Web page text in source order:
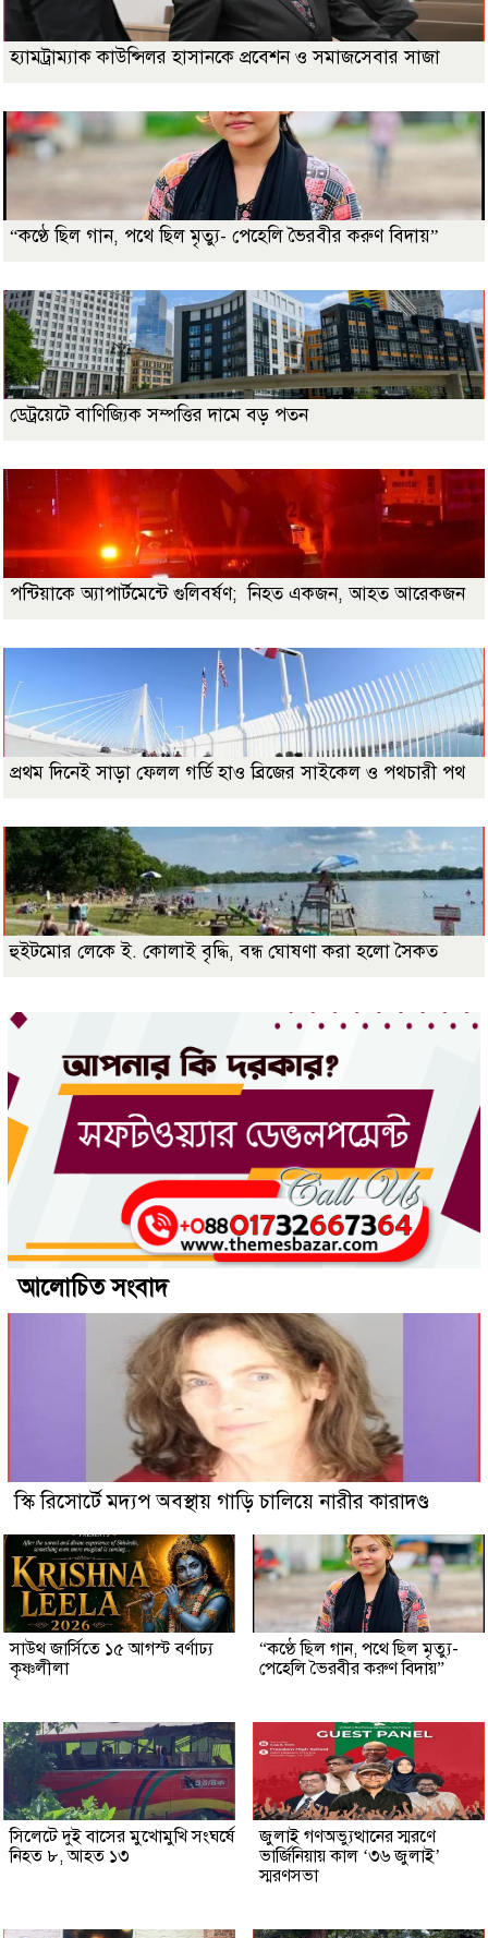
হ্যামট্রাম্যাক কাউন্সিলর হাসানকে প্রবেশন ও সমাজসেবার সাজা
“কণ্ঠে ছিল গান, পথে ছিল মৃত্যু- পেহেলি ভৈরবীর করুণ বিদায়”
ডেট্রয়েটে বাণিজ্যিক সম্পত্তির দামে বড় পতন
পন্টিয়াকে অ্যাপার্টমেন্টে গুলিবর্ষণ; নিহত একজন, আহত আরেকজন
প্রথম দিনেই সাড়া ফেলল গর্ডি হাও ব্রিজের সাইকেল ও পথচারী পথ
হুইটমোর লেকে ই. কোলাই বৃদ্ধি, বন্ধ ঘোষণা করা হলো সৈকত
আলোচিত সংবাদ
স্কি রিসোর্টে মদ্যপ অবস্থায় গাড়ি চালিয়ে নারীর কারাদণ্ড
সাউথ জার্সিতে ১৫ আগস্ট বর্ণাঢ্য
কৃষ্ণলীলা
“কণ্ঠে ছিল গান, পথে ছিল মৃত্যু-
পেহেলি ভৈরবীর করুণ বিদায়”
সিলেটে দুই বাসের মুখোমুখি সংঘর্ষে
নিহত ৮, আহত ১৩
জুলাই গণঅভ্যুত্থানের স্মরণে
ভার্জিনিয়ায় কাল ‘৩৬ জুলাই’
স্মরণসভা